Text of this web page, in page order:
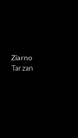
Ziarno
Tarzan